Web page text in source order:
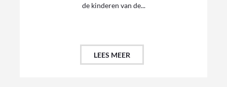
de kinderen van de...
LEES MEER